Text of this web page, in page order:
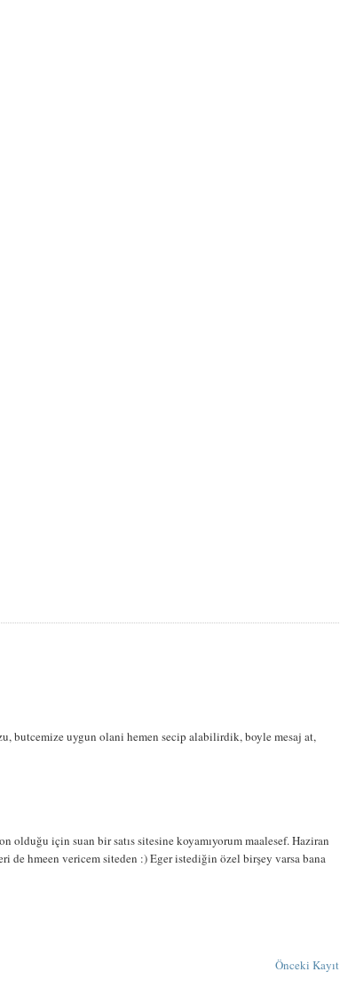
butcemize uygun olani hemen secip alabilirdik, boyle mesaj at,
olduğu için suan bir satıs sitesine koyamıyorum maalesef. Haziran
de hmeen vericem siteden :) Eger istediğin özel birşey varsa bana
Önceki Kayıt